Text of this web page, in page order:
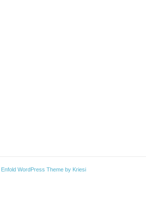
Enfold WordPress Theme by Kriesi